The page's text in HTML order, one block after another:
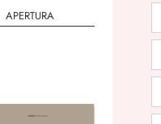
APERTURA